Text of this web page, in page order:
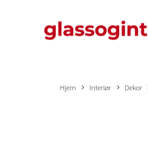
Hjem Interiør Dekor